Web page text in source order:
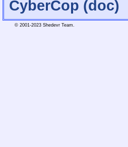
CyberCop (doc)
© 2001-2023 Shedevr Team.